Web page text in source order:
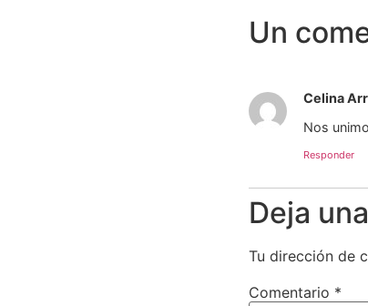
Un
Celina
Nos
Responder
Deja
Tu dirección de
Comentario *